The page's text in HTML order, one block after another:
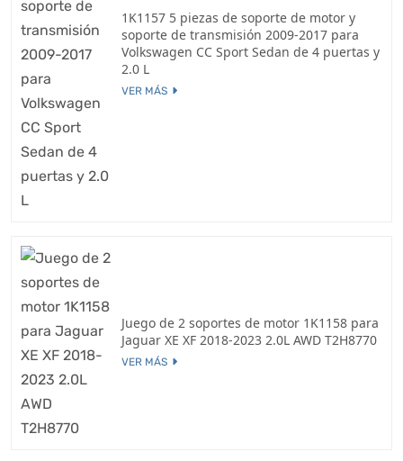
1K1157 5 piezas de soporte de motor y
soporte de transmisión 2009-2017 para
Volkswagen CC Sport Sedan de 4 puertas y
2.0 L
VER MÁS
Juego de 2 soportes de motor 1K1158 para
Jaguar XE XF 2018-2023 2.0L AWD T2H8770
VER MÁS